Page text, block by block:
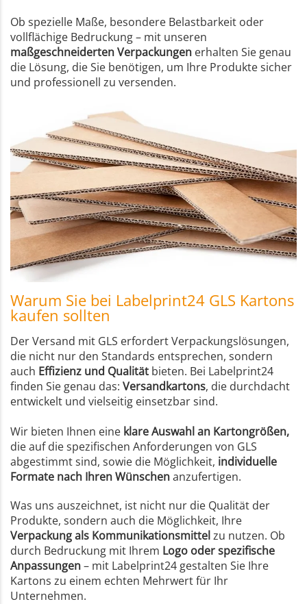
Ob spezielle Maße, besondere Belastbarkeit oder
vollflächige Bedruckung – mit unseren
maßgeschneiderten Verpackungen erhalten Sie genau
die Lösung, die Sie benötigen, um Ihre Produkte sicher
und professionell zu versenden.
Warum Sie bei Labelprint24 GLS Kartons
kaufen sollten
Der Versand mit GLS erfordert Verpackungslösungen,
die nicht nur den Standards entsprechen, sondern
auch Effizienz und Qualität bieten. Bei Labelprint24
finden Sie genau das: Versandkartons, die durchdacht
entwickelt und vielseitig einsetzbar sind.
Wir bieten Ihnen eine klare Auswahl an Kartongrößen,
die auf die spezifischen Anforderungen von GLS
abgestimmt sind, sowie die Möglichkeit, individuelle
Formate nach Ihren Wünschenanzufertigen.
Was uns auszeichnet, ist nicht nur die Qualität der
Produkte, sondern auch die Möglichkeit, Ihre
Verpackung als Kommunikationsmittelzu nutzen. Ob
durch Bedruckung mit Ihrem Logo oder spezifische
Anpassungen– mit Labelprint24 gestalten Sie Ihre
Kartons zu einem echten Mehrwert für Ihr
Unternehmen.